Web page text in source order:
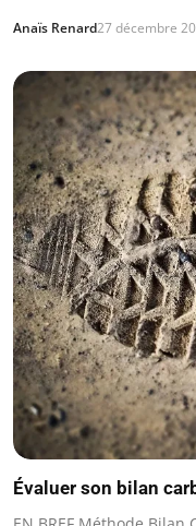
Anaïs Renard27 décembre
Évaluer son bilan